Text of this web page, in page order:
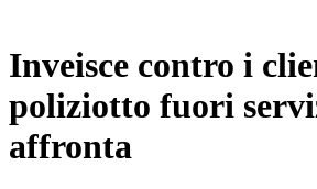
Inveisce contro i
poliziotto fuori
affronta